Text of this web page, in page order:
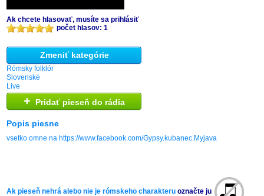
Ak chcete hlasovať, musíte sa prihlásiť
počet hlasov: 1
Zmeniť kategórie
Rómsky folklór
Slovenské
Live
+ Pridať pieseň do rádia
Popis piesne
vsetko omne na https://www.facebook.com/Gypsy.kubanec.Myjava
Ak pieseň nehrá alebo nie je rómskeho charakteru označte ju